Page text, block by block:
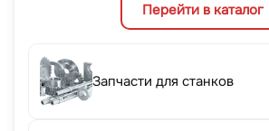
Перейти в каталог
Запчасти для станков